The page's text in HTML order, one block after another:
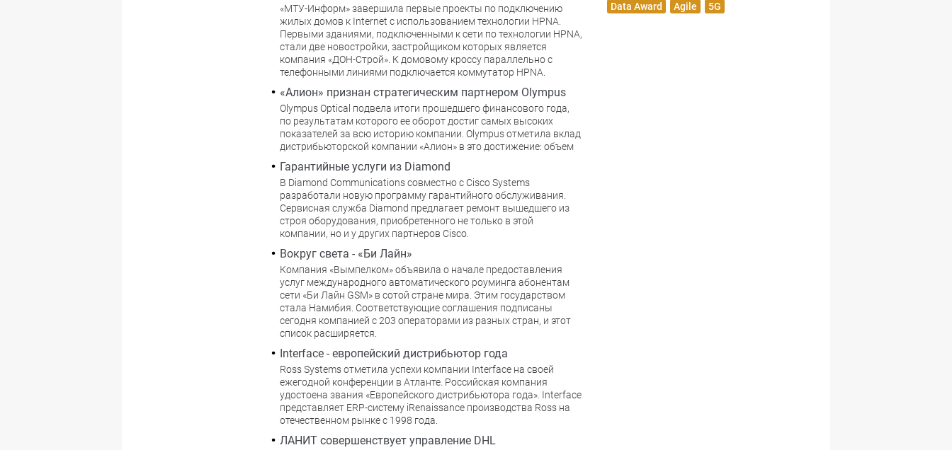
«МТУ-Информ» завершила первые проекты по подключению
жилых домов к Internet с использованием технологии HPNA.
Первыми зданиями, подключенными к сети по технологии HPNA,
стали две новостройки, застройщиком которых является
компания «ДОН-Строй». К домовому кроссу параллельно с
телефонными линиями подключается коммутатор HPNA.
«Алион» признан стратегическим партнером Olympus
Olympus Optical подвела итоги прошедшего финансового года,
по результатам которого ее оборот достиг самых высоких
показателей за всю историю компании. Olympus отметила вклад
дистрибьюторской компании «Алион» в это достижение: объем
Гарантийные услуги из Diamond
В Diamond Communications совместно с Cisco Systems
разработали новую программу гарантийного обслуживания.
Cервисная служба Diamond предлагает ремонт вышедшего из
строя оборудования, приобретенного не только в этой
компании, но и у других партнеров Cisco.
Вокруг света - «Би Лайн»
Компания «Вымпелком» объявила о начале предоставления
услуг международного автоматического роуминга абонентам
сети «Би Лайн GSM» в сотой стране мира. Этим государством
стала Намибия. Соответствующие соглашения подписаны
сегодня компанией с 203 операторами из разных стран, и этот
список расширяется.
Interface - европейский дистрибьютор года
Ross Systems отметила успехи компании Interface на своей
ежегодной конференции в Атланте. Российская компания
удостоена звания «Европейского дистрибьютора года». Interface
представляет ERP-систему iRenaissance производства Ross на
отечественном рынке с 1998 года.
ЛАНИТ совершенствует управление DHL
Data Award
Agile 5G